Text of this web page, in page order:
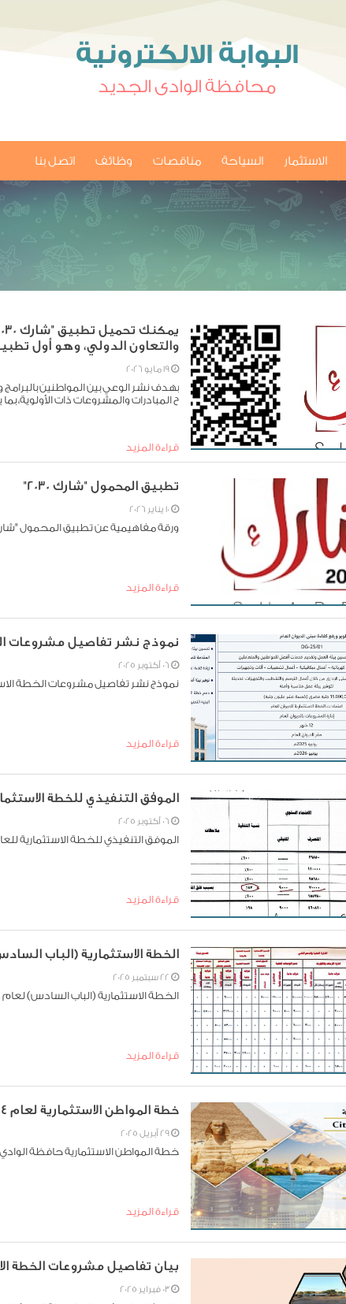
البوابة الالكترونية
محافظة الوادى الجديد
الاستثمار السياحة مناقصات وظائف اتصل بنا
والتعاون الدولي، وهو أول
بهدف نشر الوعي بين المواطنين بالبرامج
ح المبادرات والمشروعات ذات الأولوية،
قراءة المزيد
تطبيق المحمول "شارك 2030"
ورقة مفاهيمية عن تطبيق المحمول "شارك
قراءة المزيد
نموذج نشر تفاصيل مشروعات الخطة
نموذج نشر تفاصيل مشروعات الخطة
قراءة المزيد
الموفق التنفيذي للخطة الاستثمارية
الموفق التنفيذي للخطة الاستثمارية للعام 2024 /
قراءة المزيد
الخطة الاستثمارية (الباب السادس) لعام
الخطة الاستثمارية (الباب السادس) لعام 2024 / 2025
قراءة المزيد
خطة المواطن الاستثمارية لعام 24 /2025
خطة المواطن الاستثمارية حافظة الوادي
قراءة المزيد
بيان تفاصيل مشروعات الخطة